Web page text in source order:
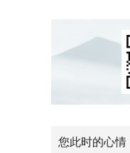
您此时的心情